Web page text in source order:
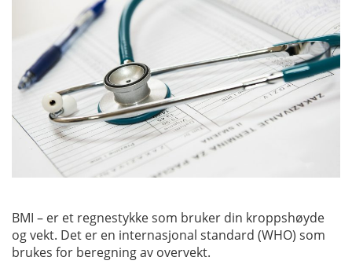
BMI – er et regnestykke som bruker din kroppshøyde
og vekt. Det er en internasjonal standard (WHO) som
brukes for beregning av overvekt.